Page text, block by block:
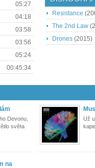
05:27
04:18
03:58
03:56
05:24
00:45:34
Resistance
The 2nd Law
Drones (2015)
Devonu,
světa
Už
na